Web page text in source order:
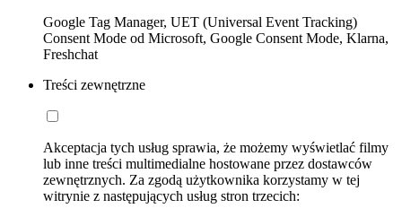
Google Tag Manager, UET (Universal Event Tracking)
Consent Mode od Microsoft, Google Consent Mode, Klarna,
Freshchat
Treści zewnętrzne
Akceptacja tych usług sprawia, że możemy wyświetlać filmy
lub inne treści multimedialne hostowane przez dostawców
zewnętrznych. Za zgodą użytkownika korzystamy w tej
witrynie z następujących usług stron trzecich: